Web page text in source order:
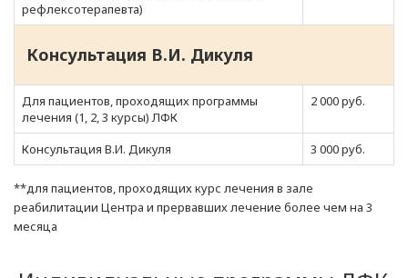
рефлексотерапевта)
Консультация В.И. Дикуля
Для пациентов, проходящих программы
лечения (1, 2, 3 курсы) ЛФК
2 000 руб.
Консультация В.И. Дикуля 3 000 руб.
**для пациентов, проходящих курс лечения в зале
реабилитации Центра и прервавших лечение более чем на 3
месяца